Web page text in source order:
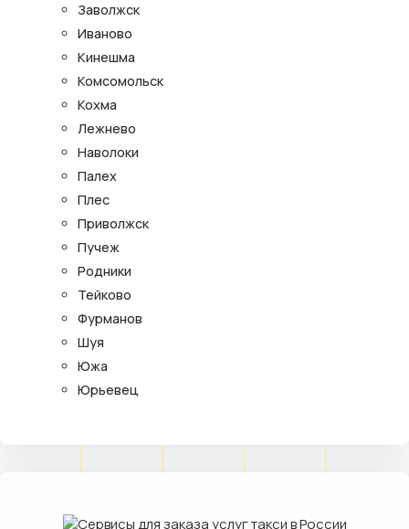
Заволжск
Иваново
Кинешма
Комсомольск
Кохма
Лежнево
Наволоки
Палех
Плес
Приволжск
Пучеж
Родники
Тейково
Фурманов
Шуя
Южа
Юрьевец